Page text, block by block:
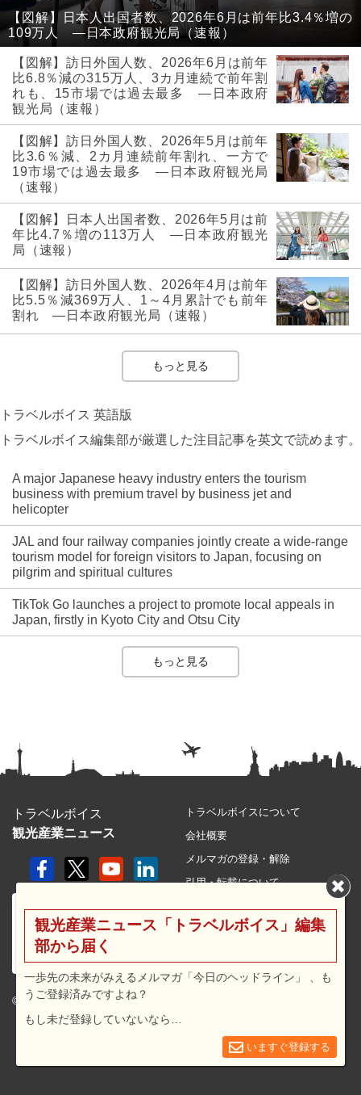
【図解】日本人出国者数、2026年6月は前年比3.4％増の
109万人 ―日本政府観光局（速報）
【図解】訪日外国人数、2026年6月は前年
比6.8％減の315万人、3カ月連続で前年割
れも、15市場では過去最多 ―日本政府
観光局（速報）
【図解】訪日外国人数、2026年5月は前年
比3.6％減、2カ月連続前年割れ、一方で
19市場では過去最多 ―日本政府観光局
（速報）
【図解】日本人出国者数、2026年5月は前
年比4.7％増の113万人 ―日本政府観光
局（速報）
【図解】訪日外国人数、2026年4月は前年
比5.5％減369万人、1～4月累計でも前年
割れ ―日本政府観光局（速報）
もっと見る
トラベルボイス 英語版
トラベルボイス編集部が厳選した注目記事を英文で読めます。
A major Japanese heavy industry enters the tourism
business with premium travel by business jet and
helicopter
JAL and four railway companies jointly create a wide-range
tourism model for foreign visitors to Japan, focusing on
pilgrim and spiritual cultures
TikTok Go launches a project to promote local appeals in
Japan, firstly in Kyoto City and Otsu City
もっと見る
トラベルボイス
観光産業ニュース
© 2026 travel voice.
トラベルボイスについて
会社概要
メルマガの登録・解除
引用・転載について
利用規約
広告メニュー・料金
観光産業ニュース「トラベルボイス」編集
部から届く
一歩先の未来がみえるメルマガ「今日のヘッドライン」 、も
うご登録済みですよね？
もし未だ登録していないなら…
いますぐ登録する